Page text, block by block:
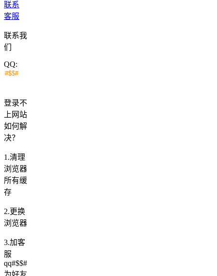
联系
客服
联系我
们
QQ:
登录不
上网站
如何解
决？
1.清理
浏览器
所有缓
存
2.更换
浏览器
3.加客
服
qq#$$#
为好友